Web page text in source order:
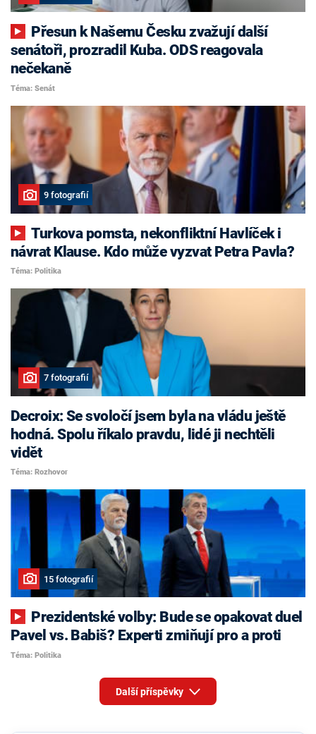
senátoři, prozradil Kuba. ODS reagovala
nečekaně
Téma: Senát
9 fotografií
Turkova pomsta, nekonfliktní Havlíček i
návrat Klause. Kdo může vyzvat Petra Pavla?
Téma: Politika
7 fotografií
Decroix: Se svoločí jsem byla na vládu ještě
hodná. Spolu říkalo pravdu, lidé ji nechtěli
vidět
Téma: Rozhovor
15 fotografií
Pavel vs. Babiš? Experti zmiňují pro a proti
Téma: Politika
Další příspěvky